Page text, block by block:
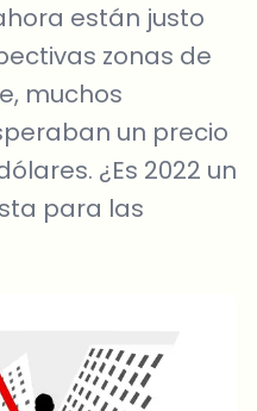
están justo
zonas de
muchos
un precio
¿Es 2022 un
para las